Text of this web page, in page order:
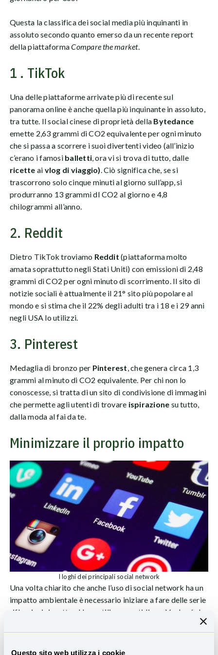
Questo sito web utilizza i cookie
Questa la classifica dei social media più inquinanti in
assoluto secondo quanto emerso da un recente report
della piattaformaCompare the market.
1 . TikTok
Una delle piattaforme arrivate più di recente sul
panorama online è anche quella più inquinante in assoluto,
tra tutte. Il social cinese di proprietà della Bytedance
emette 2,63 grammi di CO2 equivalente per ogni minuto
che si passa a scorrere i suoi divertenti video (all’inizio
c’erano i famosi balletti, ora vi si trova di tutto, dalle
ricette ai vlog di viaggio). Ciò significa che, se si
trascorrono solo cinque minuti al giorno sull’app, si
produrranno 13 grammi dI CO2 al giorno e 4,8
chilogrammi all’anno.
2. Reddit
Dietro TikTok troviamo Reddit (piattaforma molto
amata soprattutto negli Stati Uniti) con emissioni di 2,48
grammi di CO2 per ogni minuto di scorrimento. Il sito di
notizie sociali è attualmente il 21° sito più popolare al
mondo e si stima che il 22% degli adulti tra i 18 e i 29 anni
negli USA lo utilizzi.
3. Pinterest
Medaglia di bronzo per Pinterest, che genera circa 1,3
grammi al minuto di CO2 equivalente. Per chi non lo
conoscesse, si tratta di un sito di condivisione di immagini
che permette agli utenti di trovare ispirazione su tutto,
dalla moda al fai da te.
Minimizzare il proprio impatto
I loghi dei principali social network
Una volta chiarito che anche l’uso di social network ha un
impatto ambientale è necessario iniziare a fare delle serie
riflessioni rispetto al loro utilizzo quotidiano. Va da sé che
dovremmo impegnarci a limitarlo il più possibile, proprio
sostenibile degli strumenti digitali a nostra disposizione: